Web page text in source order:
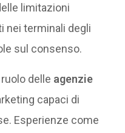
limitazioni
nei terminali degli
sul consenso.
delle agenzie
capaci di
Esperienze come